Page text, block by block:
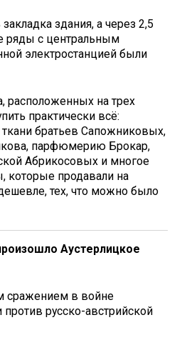
здания, а через 2,5
ряды с центральным
электростанцией были
расположенных на трех
практически всё:
братьев Сапожниковых,
парфюмерию Брокар,
Абрикосовых и многое
которые продавали на
тех, что можно было
Аустерлицкое
сражением в войне
русско-австрийской